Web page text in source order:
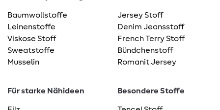
Baumwollstoffe
Leinenstoffe
Viskose Stoff
Sweatstoffe
Musselin
Jersey Stoff
Denim Jeansstoff
French Terry Stoff
Bündchenstoff
Romanit Jersey
Für starke Nähideen Besondere Stoffe